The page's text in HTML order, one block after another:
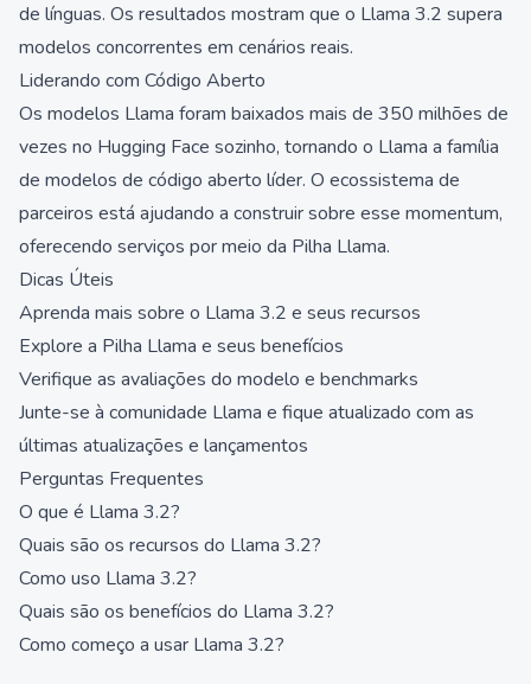
de línguas. Os resultados mostram que o Llama 3.2 supera
modelos concorrentes em cenários reais.
Liderando com Código Aberto
Os modelos Llama foram baixados mais de 350 milhões de
vezes no Hugging Face sozinho, tornando o Llama a família
de modelos de código aberto líder. O ecossistema de
parceiros está ajudando a construir sobre esse momentum,
oferecendo serviços por meio da Pilha Llama.
Dicas Úteis
Aprenda mais sobre o Llama 3.2 e seus recursos
Explore a Pilha Llama e seus benefícios
Verifique as avaliações do modelo e benchmarks
Junte-se à comunidade Llama e fique atualizado com as
últimas atualizações e lançamentos
Perguntas Frequentes
O que é Llama 3.2?
Quais são os recursos do Llama 3.2?
Como uso Llama 3.2?
Quais são os benefícios do Llama 3.2?
Como começo a usar Llama 3.2?